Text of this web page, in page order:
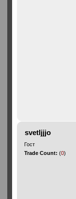
svetljjjo
Гост
Trade Count:(0)